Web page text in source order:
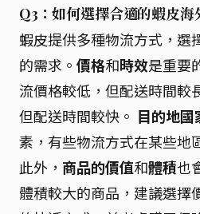
Q3：如何選擇合適的蝦皮海
蝦皮提供多種物流方式，選
的需求。 價格和時效是重要
流價格較低，但配送時間較
但配送時間較快。 目的地
素，有些物流方式在某些地
此外， 商品的價值和體積也
體積較大的商品，建議選擇